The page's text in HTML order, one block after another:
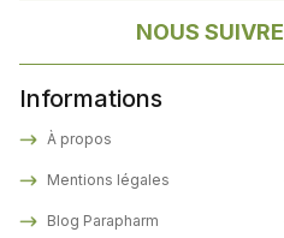
NOUS SUIVRE
Informations
À propos
Mentions légales
Blog Parapharm